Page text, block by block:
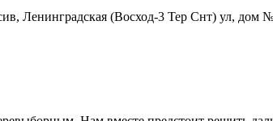
Ленинградская (Восход-3 Тер Снт) ул, дом